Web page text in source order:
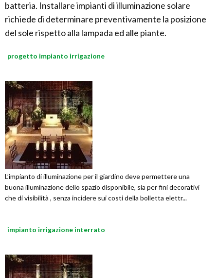
batteria. Installare impianti di illuminazione solare
richiede di determinare preventivamente la posizione
del sole rispetto alla lampada ed alle piante.
progetto impianto irrigazione
L’impianto di illuminazione per il giardino deve permettere una
buona illuminazione dello spazio disponibile, sia per fini decorativi
che di visibilità , senza incidere sui costi della bolletta elettr...
impianto irrigazione interrato